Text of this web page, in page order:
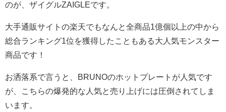
のが、ザイグルZAIGLEです。
大手通販サイトの楽天でもなんと全商品1億個以上の中から
総合ランキング1位を獲得したこともある大人気モンスター
商品です！
お洒落系で言うと、BRUNOのホットプレートが人気です
が、こちらの爆発的な人気と売り上げには圧倒されてしま
います。